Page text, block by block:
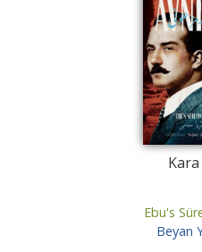
Ebu's
Beyan